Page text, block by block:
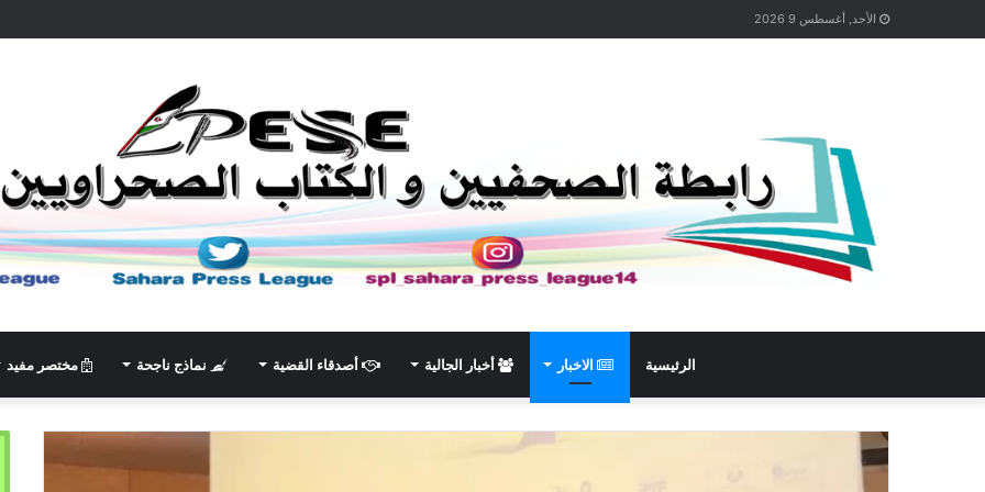
الأحد, أغسطس 9 2026
الرئيسية الاخبار أخبار الجالية أصدقاء القضية نماذج ناجحة مختصر مفيد